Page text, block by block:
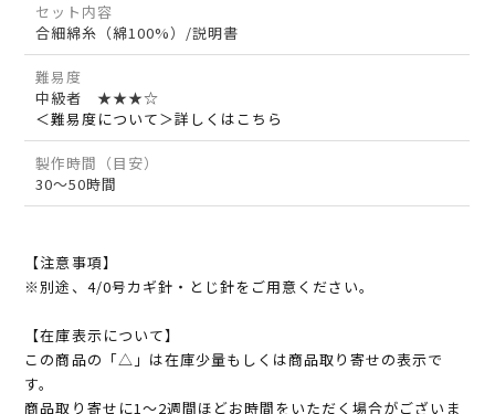
セット内容
合細綿糸（綿100%）/説明書
難易度
中級者 ★★★☆
＜難易度について＞詳しくはこちら
製作時間（目安）
30～50時間
【注意事項】
※別途、4/0号カギ針・とじ針をご用意ください。
【在庫表示について】
この商品の「△」は在庫少量もしくは商品取り寄せの表示で
す。
商品取り寄せに1～2週間ほどお時間をいただく場合がございま